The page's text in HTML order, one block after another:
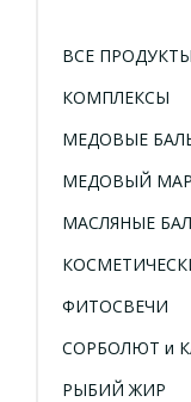
ВСЕ ПРОДУКТЫ
КОМПЛЕКСЫ
МЕДОВЫЕ
МЕДОВЫЙ
МАСЛЯНЫЕ
ФИТОСВЕЧИ
СОРБОЛЮТ и
РЫБИЙ ЖИР